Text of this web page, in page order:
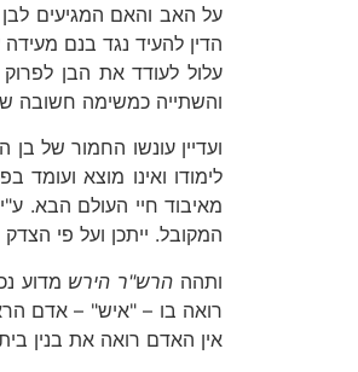
על האב והאם המגיעים
הדין להעיד נגד בנם
עלול לעודד את הבן לפרוק
והשתייה כמשימה חשובה
ועדיין עונשו החמור של
לימודו ואינו מוצא
מאיבוד חיי העולם הבא.
המקובל. ייתכן ועל פי
ותהה הרש"ר הירש מדוע
רואה בו – "איש" – אדם
אין האדם רואה את בנין